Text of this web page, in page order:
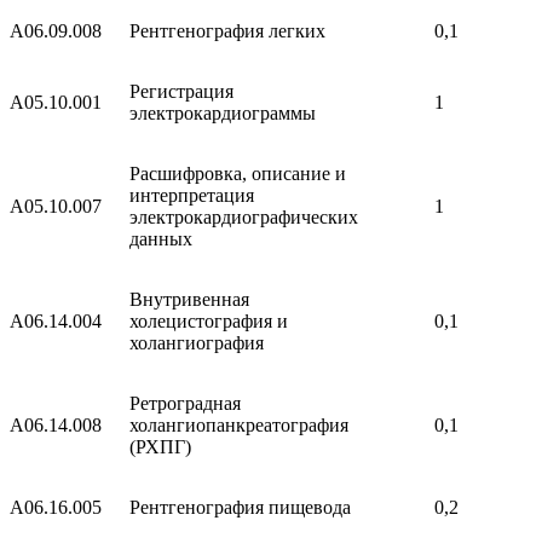
A06.09.008 Рентгенография легких 0,1
A05.10.001
Регистрация
электрокардиограммы
1
A05.10.007
Расшифровка, описание и
интерпретация
электрокардиографических
данных
1
A06.14.004
Внутривенная
холецистография и
холангиография
0,1
A06.14.008
Ретроградная
холангиопанкреатография
(РХПГ)
0,1
A06.16.005 Рентгенография пищевода 0,2